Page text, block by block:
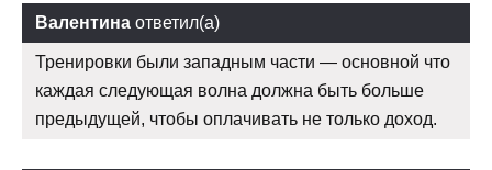
Валентина ответил(а)
Тренировки были западным части — основной что
каждая следующая волна должна быть больше
предыдущей, чтобы оплачивать не только доход.